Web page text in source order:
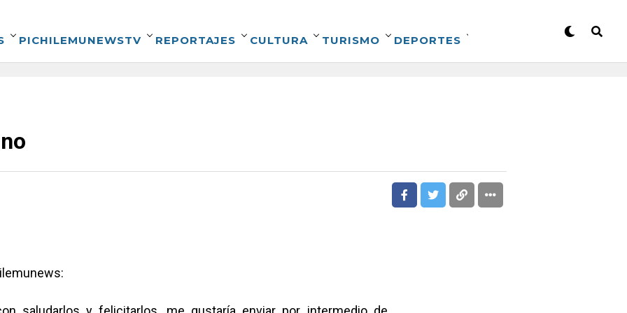
PICHILEMUNEWSTV REPORTAJES CULTURA TURISMO DEPORTES